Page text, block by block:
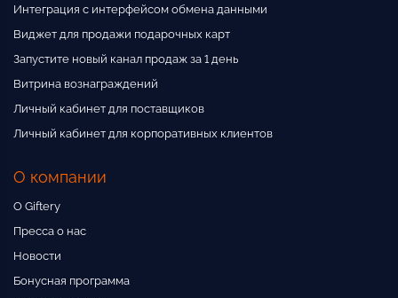
Интеграция с интерфейсом обмена данными
Виджет для продажи подарочных карт
Запустите новый канал продаж за 1 день
Витрина вознаграждений
Личный кабинет для поставщиков
Личный кабинет для корпоративных клиентов
О компании
О Giftery
Пресса о нас
Новости
Бонусная программа